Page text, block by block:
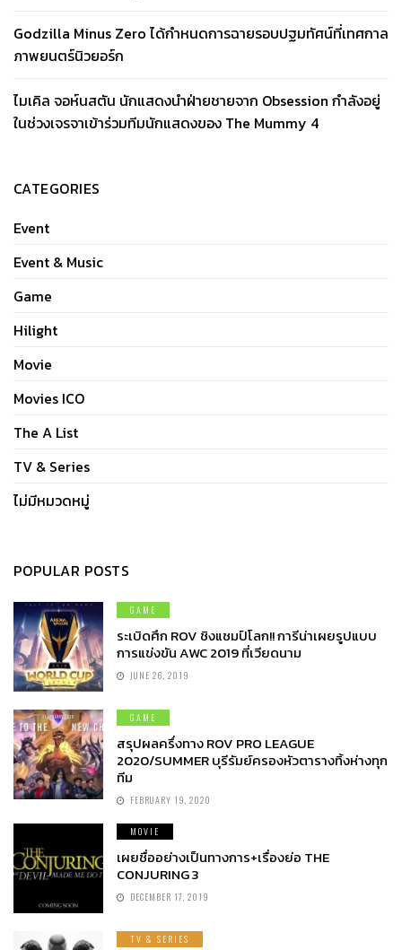
Godzilla Minus Zero ได้กำหนดการฉายรอบปฐมทัศน์ที่เทศกาล
ภาพยนตร์นิวยอร์ก
ไมเคิล จอห์นสตัน นักแสดงนำฝ่ายชายจาก Obsession กำลังอยู่
ในช่วงเจรจาเข้าร่วมทีมนักแสดงของ The Mummy 4
CATEGORIES
Event
Event & Music
Game
Hilight
Movie
Movies ICO
The A List
TV & Series
ไม่มีหมวดหมู่
POPULAR POSTS
GAME
ระเบิดศึก ROV ชิงแชมป์โลก!! การีน่าเผยรูปแบบ
การแข่งขัน AWC 2019 ที่เวียดนาม
JUNE 26, 2019
GAME
สรุปผลครึ่งทาง ROV PRO LEAGUE
2020/SUMMER บุรีรัมย์ครองหัวตารางทิ้งห่างทุก
ทีม
FEBRUARY 19, 2020
MOVIE
เผยชื่ออย่างเป็นทางการ+เรื่องย่อ THE
CONJURING 3
DECEMBER 17, 2019
TV & SERIES